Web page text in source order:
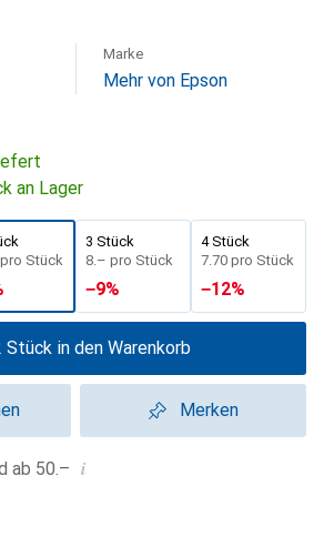
Marke
Mehr von Epson
an Lager
pro Stück
3 Stück
CHF
8.– pro Stück
−9%
4 Stück
CHF
7.70 pro Stück
−12%
Stück in den Warenkorb
Merken
ab 50.– i